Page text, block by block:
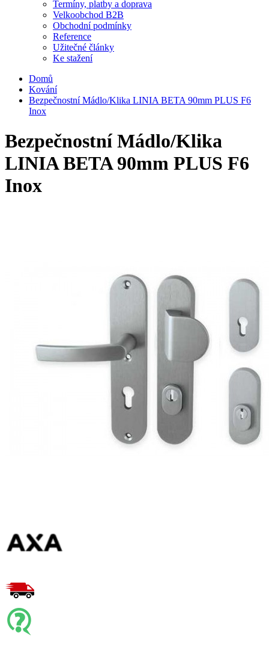
Termíny, platby a doprava
Velkoobchod B2B
Obchodní podmínky
Reference
Užitečné články
Ke stažení
Domů
Kování
Bezpečnostní Mádlo/Klika LINIA BETA 90mm PLUS F6
Inox
Bezpečnostní Mádlo/Klika
LINIA BETA 90mm PLUS F6
Inox